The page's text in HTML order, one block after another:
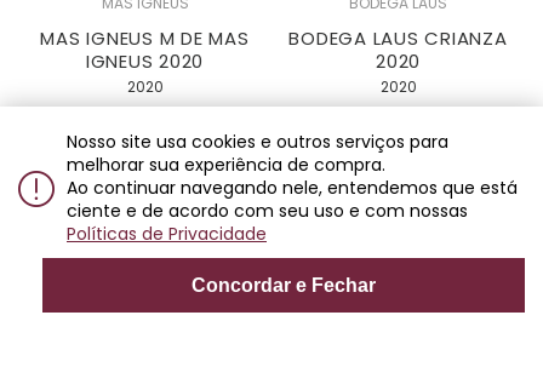
MAS IGNEUS M DE MAS
IGNEUS 2020
2020
5xdeR$ 136,80
BODEGA LAUS CRIANZA
2020
2020
Nosso site usa cookies e outros serviços para
melhorar sua experiência de compra.
Ao continuar navegando nele, entendemos que está
ciente e de acordo com seu uso e com nossas
Políticas de Privacidade
Concordar e Fechar